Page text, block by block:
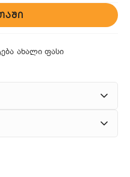
ახალი ფასი